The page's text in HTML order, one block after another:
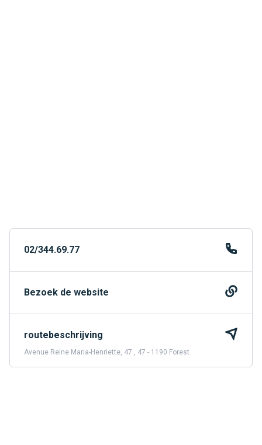
02/344.69.77
Bezoek de website
routebeschrijving
Avenue Reine Maria-Henriette, 47 , 47 - 1190 Forest